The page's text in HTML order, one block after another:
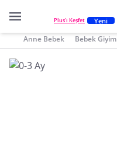
Plus'ı Keşfet Yeni
Anne Bebek Bebek Giyim